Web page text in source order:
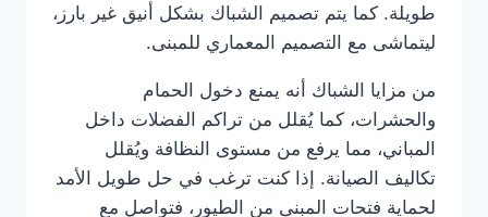
طويلة. كما يتم تصميم الشباك بشكل أنيق غير بارز،
ليتماشى مع التصميم المعماري للمبنى.
من مزايا الشباك أنه يمنع دخول الحمام
والحشرات، كما يُقلل من تراكم الفضلات داخل
المباني، مما يرفع من مستوى النظافة ويُقلل
تكاليف الصيانة. إذا كنت ترغب في حل طويل الأمد
لحماية فتحات المبنى من الطيور، فتواصل مع